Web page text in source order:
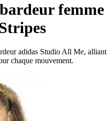
femme
adidas Studio All Me, alliant
chaque mouvement.